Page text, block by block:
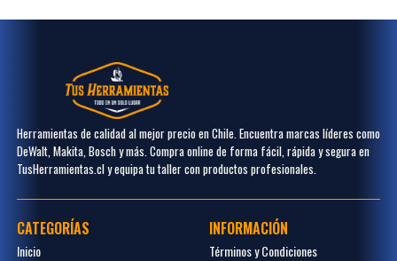
Herramientas de calidad al mejor precio en Chile. Encuentra marcas líderes como
DeWalt, Makita, Bosch y más. Compra online de forma fácil, rápida y segura en
TusHerramientas.cl y equipa tu taller con productos profesionales.
CATEGORÍAS
Inicio
INFORMACIÓN
Términos y Condiciones